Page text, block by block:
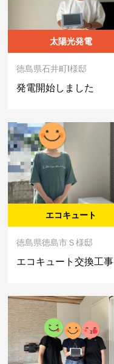
太陽光発電
徳島県石井町I様邸
発電開始しました
エコキュート
徳島県徳島市Ｓ様邸
エコキュート交換工事